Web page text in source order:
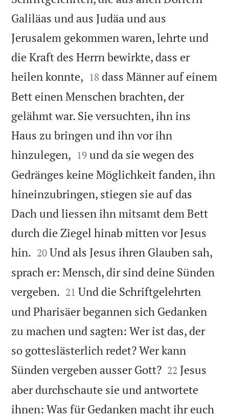
Galiläas und aus Judäa und aus
Jerusalem gekommen waren, lehrte und
die Kraft des Herrn bewirkte, dass er
heilen konnte, 

18 dass Männer auf einem
Bett einen Menschen brachten, der
gelähmt war. Sie versuchten, ihn ins
Haus zu bringen und ihn vor ihn
hinzulegen, 

19 und da sie wegen des
Gedränges keine Möglichkeit fanden, ihn
hineinzubringen, stiegen sie auf das
Dach und liessen ihn mitsamt dem Bett
durch die Ziegel hinab mitten vor Jesus
hin. 

20 Und als Jesus ihren Glauben sah,
sprach er: Mensch, dir sind deine Sünden
vergeben. 

21 Und die Schriftgelehrten
und Pharisäer begannen sich Gedanken
zu machen und sagten: Wer ist das, der
so gotteslästerlich redet? Wer kann
Sünden vergeben ausser Gott?
22 Jesus
aber durchschaute sie und antwortete
ihnen: Was für Gedanken macht ihr euch